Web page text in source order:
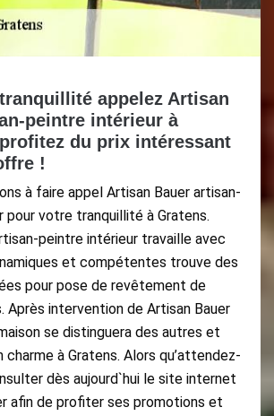
appelez Artisan
peintre intérieur à
du prix intéressant
!
à faire appel Artisan Bauer artisan-
pour votre tranquillité à Gratens.
peintre intérieur travaille avec
et compétentes trouve des
pour pose de revêtement de
Après intervention de Artisan Bauer
se distinguera des autres et
à Gratens. Alors qu’attendez-
dès aujourd`hui le site internet
afin de profiter ses promotions et